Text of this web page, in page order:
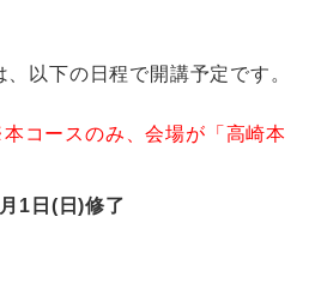
以下の日程で開講予定です。
コースのみ、会場が「高崎本
1日(日)修了